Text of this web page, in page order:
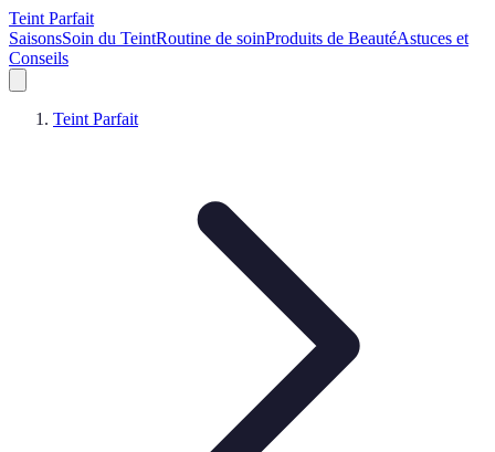
Teint Parfait
SaisonsSoin du TeintRoutine de soinProduits de BeautéAstuces et
Conseils
Teint Parfait